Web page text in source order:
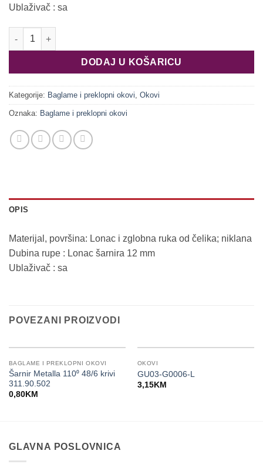
Ublaživač : sa
Šarnir Metalla 110⁰ 48/6 ravni priguš. 311.60.525 količina
DODAJ U KOŠARICU
Kategorije: Baglame i preklopni okovi, Okovi
Oznaka: Baglame i preklopni okovi
OPIS
Materijal, površina: Lonac i zglobna ruka od čelika; niklana
Dubina rupe : Lonac šarnira 12 mm
Ublaživač : sa
POVEZANI PROIZVODI
BAGLAME I PREKLOPNI OKOVI
Šarnir Metalla 110⁰ 48/6 krivi
311.90.502
0,80KM
OKOVI
GU03-G0006-L
3,15KM
GLAVNA POSLOVNICA